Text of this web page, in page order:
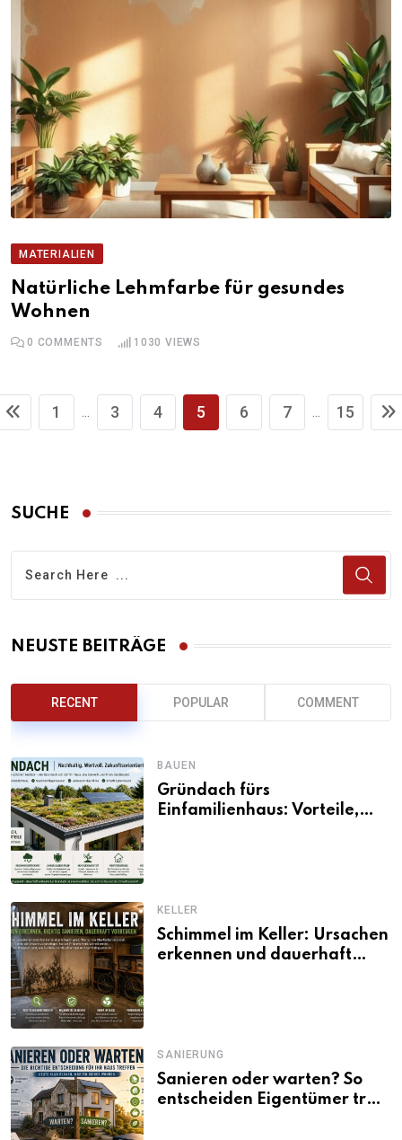
MATERIALIEN
Natürliche Lehmfarbe für gesundes
Wohnen
0 COMMENTS 1030 VIEWS
1 3 4 5 6 7 15
SUCHE
NEUSTE BEITRÄGE
RECENT POPULAR COMMENT
BAUEN
Gründach fürs
Einfamilienhaus: Vorteile,
KELLER
Schimmel im Keller: Ursachen
erkennen und dauerhaft
SANIERUNG
Sanieren oder warten? So
entscheiden Eigentümer trotz